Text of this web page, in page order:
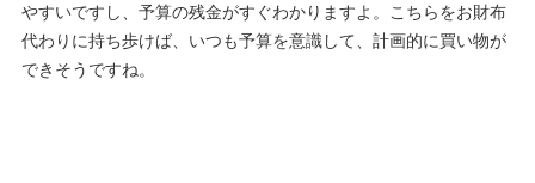
やすいですし、予算の残金がすぐわかりますよ。こちらをお財布
代わりに持ち歩けば、いつも予算を意識して、計画的に買い物が
できそうですね。